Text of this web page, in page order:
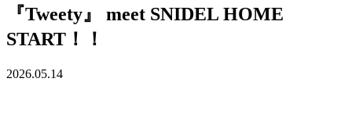
『Tweety』 meet SNIDEL HOME
START！！
2026.05.14